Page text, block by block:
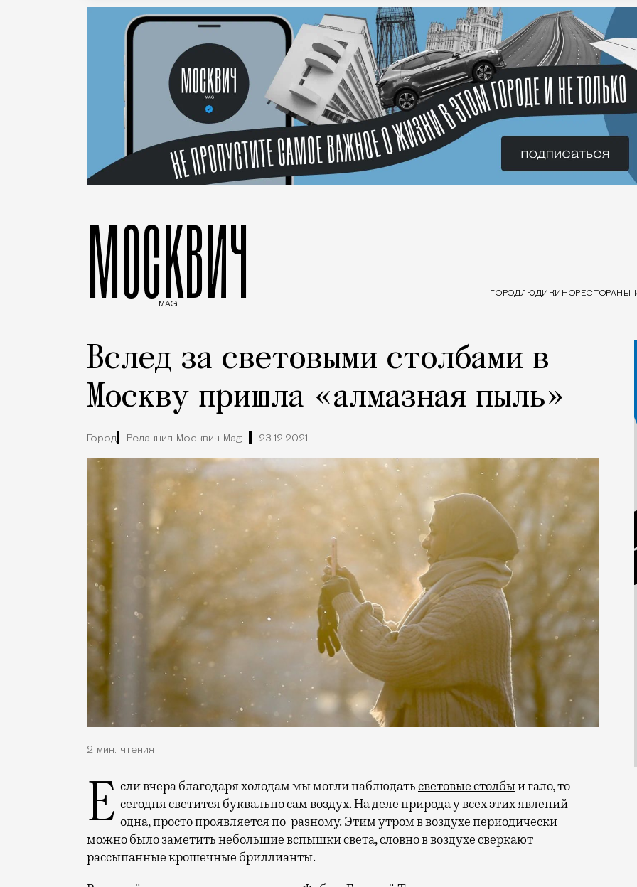
МОСКВИЧ
MAG
ГОРОДЛЮДИ КИНОРЕСТОРАНЫ
Вслед за световыми столбами в
Москву пришла «алмазная пыль»
Город Редакция Москвич Mag 23.12.2021
2 мин. чтения
Если вчера благодаря холодам мы могли наблюдатьсветовые столбыи гало, то
сегодня светится буквально сам воздух.На деле природа у всех этих явлений
одна, просто проявляется по-разному. Этим утром в воздухе периодически
можно было заметить небольшие вспышки света, словно в воздухе сверкают
рассыпанные крошечные бриллианты.